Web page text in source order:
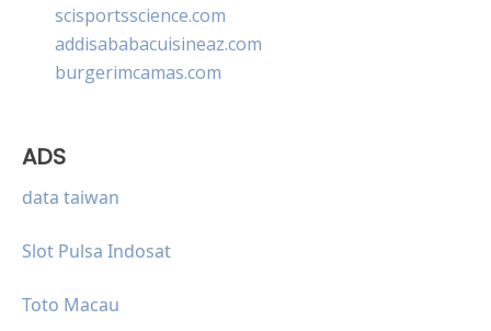
scisportsscience.com
addisababacuisineaz.com
burgerimcamas.com
ADS
data taiwan
Slot Pulsa Indosat
Toto Macau